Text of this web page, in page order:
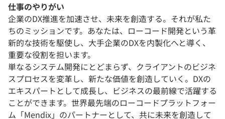
仕事のやりがい
企業のDX推進を加速させ、未来を創造する。それが私た
ちのミッションです。あなたは、ローコード開発という革
新的な技術を駆使し、大手企業のDXを内製化へと導く、
重要な役割を担います。
単なるシステム開発にとどまらず、クライアントのビジネ
スプロセスを変革し、新たな価値を創造していく。DXの
エキスパートとして成長し、ビジネスの最前線で活躍する
ことができます。世界最先端のローコードプラットフォー
ム「Mendix」のパートナーとして、共に未来を創造して